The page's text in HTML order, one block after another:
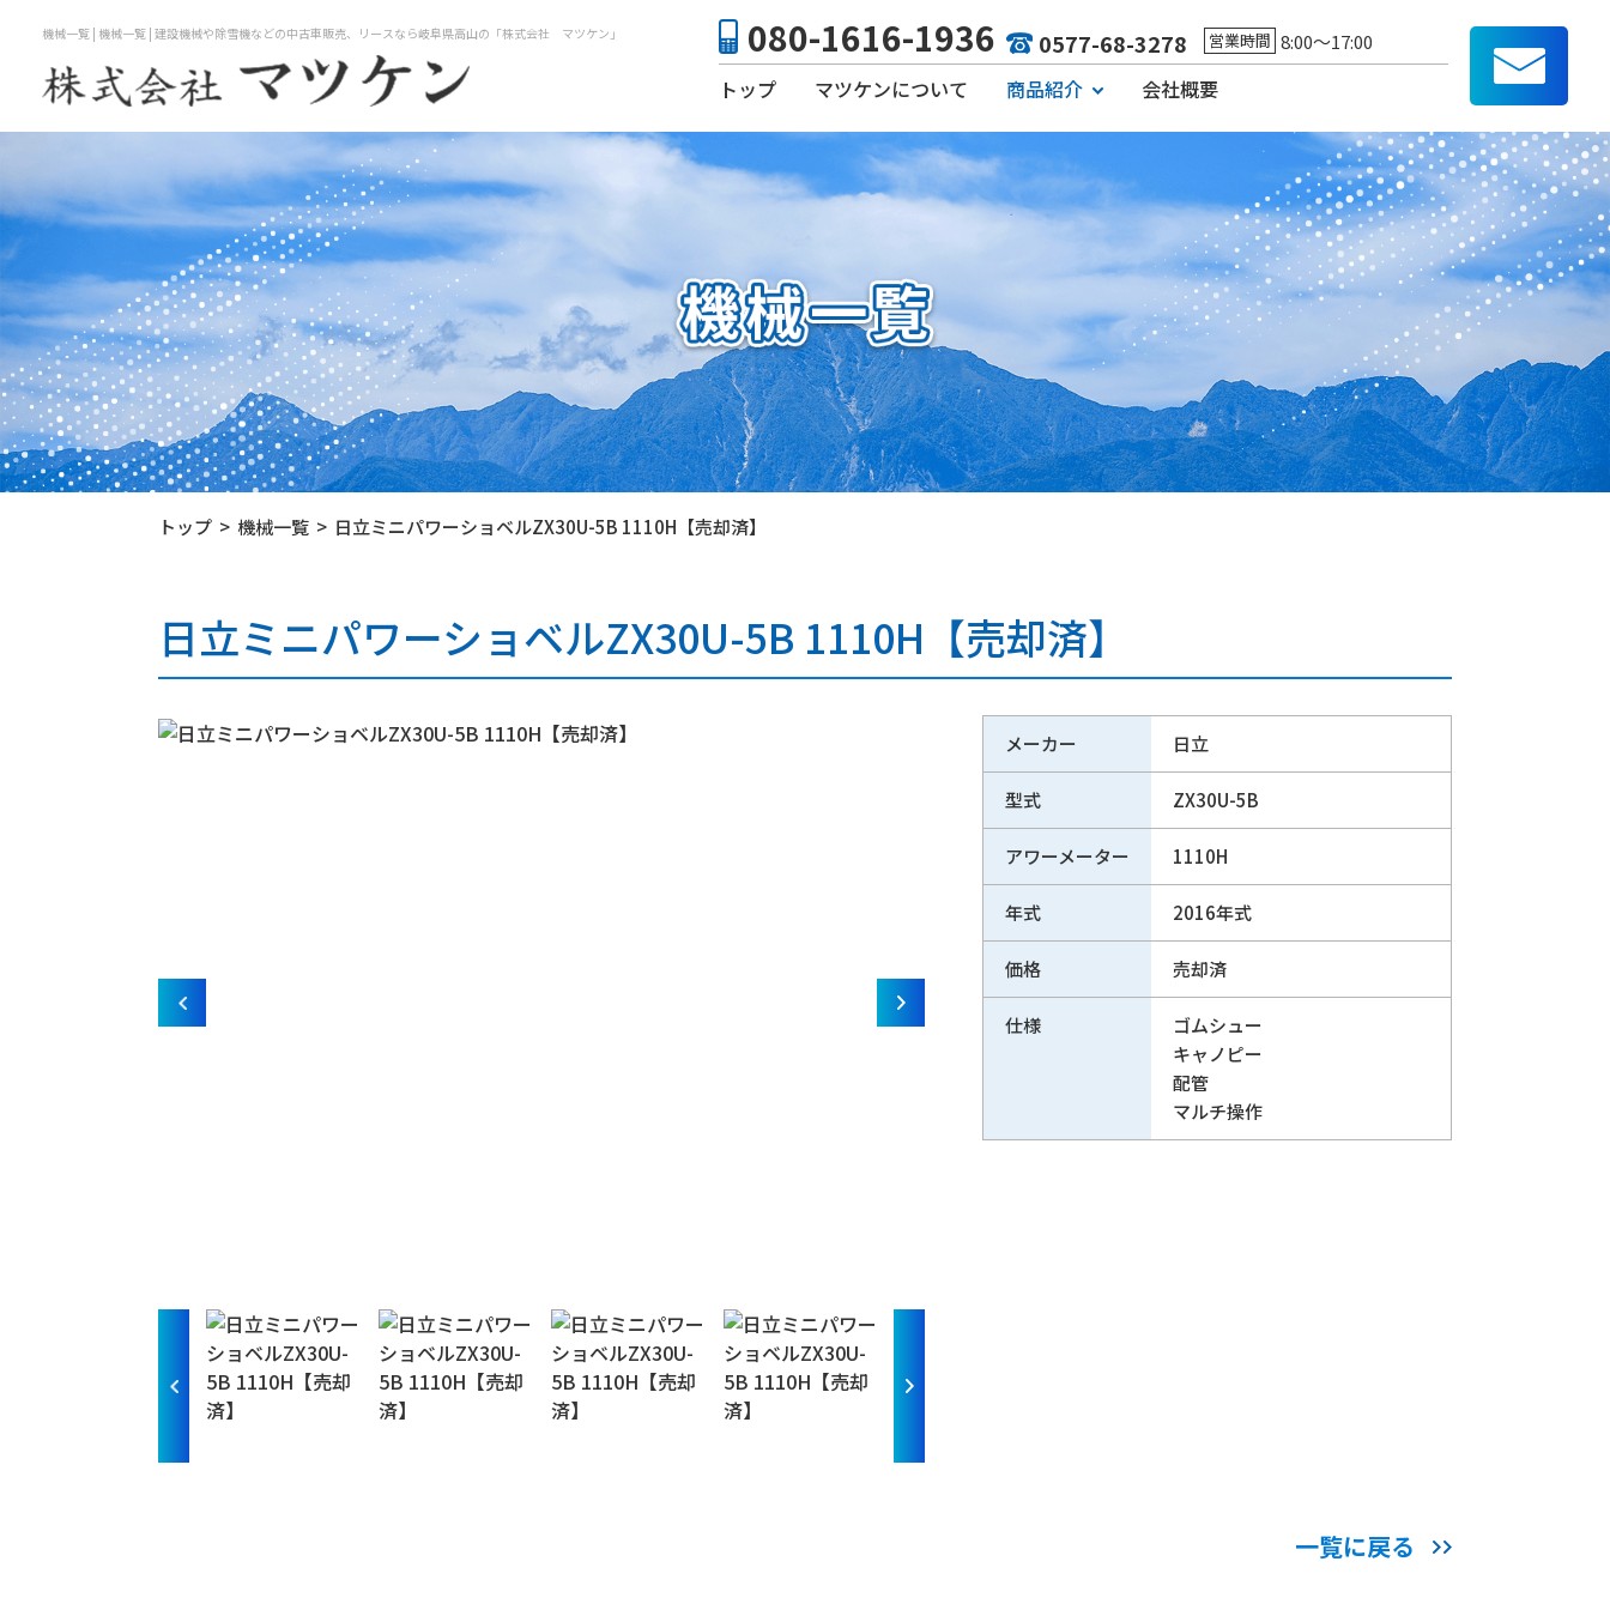
機械一覧 | 機械一覧 | 建設機械や除雪機などの中古車販売、リースなら岐阜県高山の「株式会社 マツケン」 080-1616-1936 0577-68-3278 営業時間 8:00～17:00
トップ マツケンについて 商品紹介
機械一覧
部品・消耗品・アタッチメント紹介
会社概要
トップ 機械一覧 日立ミニパワーショベルZX30U-5B 1110H【売却済】
日立ミニパワーショベルZX30U-5B 1110H【売却済】
メーカー 日立
型式 ZX30U-5B
アワーメーター 1110H
年式 2016年式
価格 売却済
仕様
ゴムシュー
キャノピー
配管
マルチ操作
一覧に戻る